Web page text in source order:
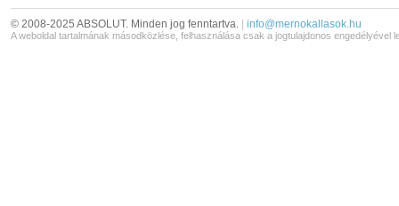
© 2008-2025 ABSOLUT. Minden jog fenntartva. info@mernokallasok.hu
A weboldal tartalmának másodközlése, felhasználása csak a jogtulajdonos engedélyével